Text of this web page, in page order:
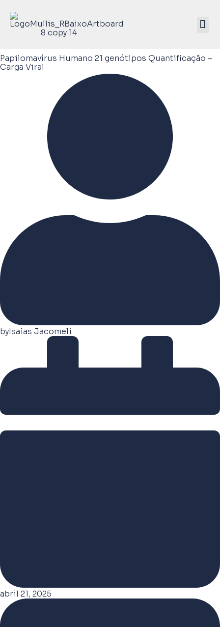
Papilomavírus Humano 21 genótipos Quantificação –
Carga Viral
byIsaias Jacomeli
abril 21, 2025